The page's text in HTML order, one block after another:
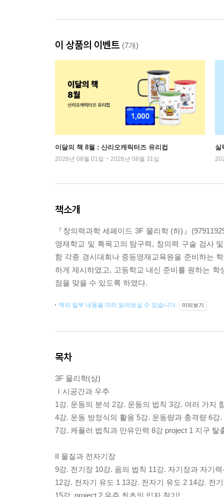
이 상품의 이벤트 (7개)
이달의 책 8월 : 산리오캐릭터즈 유리컵
2026년 08월 01일 ~ 2026년 08월 31일
실
책소개
『창의력과학 세페이드 3F 물리학 (하)』
영재학교 및 특목고의 탐구력, 창의력 구술 검사
함 각종 경시대회나 중등영재교육원을 준비하는
하게 제시하였고, 고등학교 내신 준비를 원하는
점을 맞을 수 있도록 하였다.
책의 일부 내용을 미리 읽어보실 수 있습니다. 미리보기
목차
3F 물리학(상)
Ⅰ시공간과 우주
1강. 운동의 분석 2강. 운동의 법칙 3강. 여러 가지
4강. 운동 방정식의 활용 5강. 운동량과 충격량 6강
7강. 케플러 법칙과 만유인력 8강 project 1 지구 탈
II 물질과 전자기장
9강. 전기장 10강. 옴의 법칙 11강. 자기장과 자기력
12강. 전자기 유도 1 13강. 전자기 유도 2 14강. 전
15강. project 2 우주 최초의 입자 찾기!